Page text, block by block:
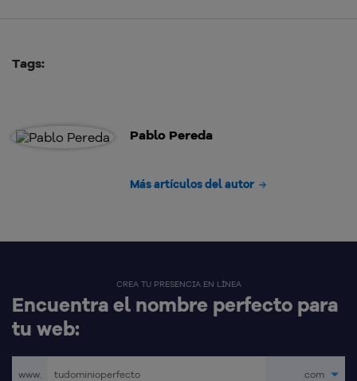
Tags:
Pablo Pereda
Más artículos del autor
CREA TU PRESENCIA EN LÍNEA
Encuentra el nombre perfecto para
tu web:
www. .com